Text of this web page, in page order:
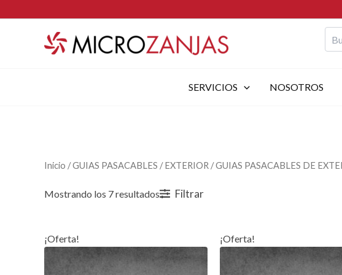
al
SERVICIOS NOSOTROS
Inicio /GUIAS PASACABLES /EXTERIOR /GUIAS PASACABLES DE
Mostrando los 7 resultados Filtrar
¡Oferta! ¡Oferta!